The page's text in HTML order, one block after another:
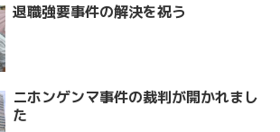
退職強要事件の解決を祝う
ニホンゲンマ事件の裁判が開かれまし
た